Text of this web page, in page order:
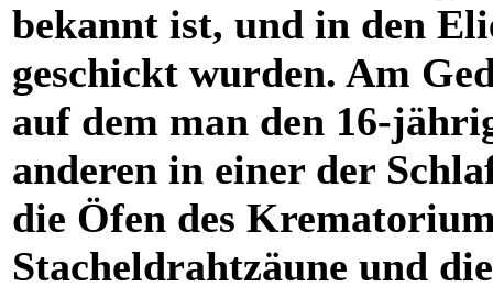
bekannt ist, und in den
geschickt wurden. Am
auf dem man den 16-
anderen in einer der
die Öfen des
Stacheldrahtzäune und